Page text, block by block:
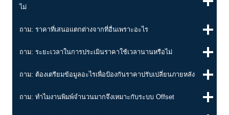
ไม่
ถาม: ราคาที่เสนอแตกต่างจากที่อื่นเพราะอะไร
ถาม: ระยะเวลาในการประเมินราคาใช้เวลานานหรือไม่
ถาม: ต้องเตรียมข้อมูลอะไรเพื่อป้องกันราคาปรับเปลี่ยนภายหลัง
ถาม: ทำไมงานพิมพ์จำนวนมากจึงเหมาะกับระบบ Offset